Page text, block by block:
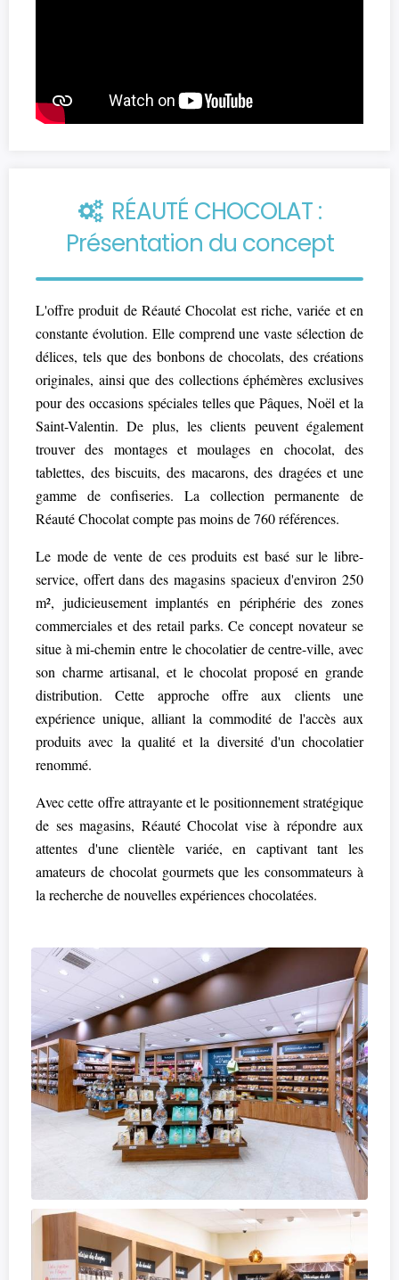
RÉAUTÉ CHOCOLAT :
Présentation du concept
L'offre produit de Réauté Chocolat est riche, variée et en
constante évolution. Elle comprend une vaste sélection de
délices, tels que des bonbons de chocolats, des créations
originales, ainsi que des collections éphémères exclusives
pour des occasions spéciales telles que Pâques, Noël et la
Saint-Valentin. De plus, les clients peuvent également
trouver des montages et moulages en chocolat, des
tablettes, des biscuits, des macarons, des dragées et une
gamme de confiseries. La collection permanente de
Réauté Chocolat compte pas moins de 760 références.
Le mode de vente de ces produits est basé sur le libre-
service, offert dans des magasins spacieux d'environ 250
m², judicieusement implantés en périphérie des zones
commerciales et des retail parks. Ce concept novateur se
situe à mi-chemin entre le chocolatier de centre-ville, avec
son charme artisanal, et le chocolat proposé en grande
distribution. Cette approche offre aux clients une
expérience unique, alliant la commodité de l'accès aux
produits avec la qualité et la diversité d'un chocolatier
renommé.
Avec cette offre attrayante et le positionnement stratégique
de ses magasins, Réauté Chocolat vise à répondre aux
attentes d'une clientèle variée, en captivant tant les
amateurs de chocolat gourmets que les consommateurs à
la recherche de nouvelles expériences chocolatées.